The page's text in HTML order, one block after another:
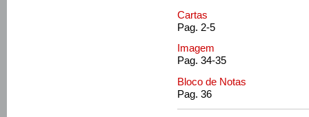
Cartas
Pag. 2-5
Imagem
Pag. 34-35
Bloco de Notas
Pag. 36